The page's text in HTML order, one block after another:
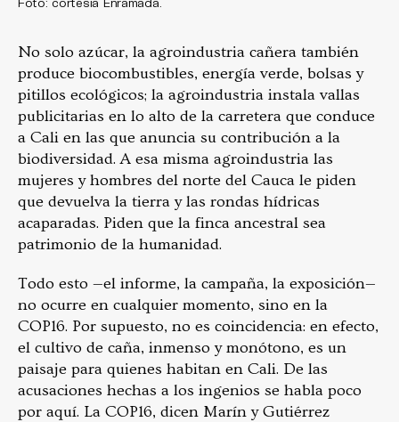
No solo azúcar, la agroindustria cañera también
produce biocombustibles, energía verde, bolsas y
pitillos ecológicos; la agroindustria instala vallas
publicitarias en lo alto de la carretera que conduce
a Cali en las que anuncia su contribución a la
biodiversidad. A esa misma agroindustria las
mujeres y hombres del norte del Cauca le piden
que devuelva la tierra y las rondas hídricas
acaparadas. Piden que la finca ancestral sea
patrimonio de la humanidad.
Todo esto —el informe, la campaña, la exposición—
no ocurre en cualquier momento, sino en la
COP16. Por supuesto, no es coincidencia: en efecto,
el cultivo de caña, inmenso y monótono, es un
paisaje para quienes habitan en Cali. De las
acusaciones hechas a los ingenios se habla poco
por aquí. La COP16, dicen Marín y Gutiérrez